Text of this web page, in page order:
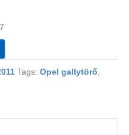
Tags: Opel gallytörő